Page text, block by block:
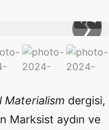
❯
1 / 4
Materialism dergisi,
Marksist aydın ve